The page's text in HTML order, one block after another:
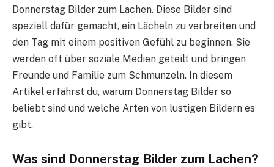
Donnerstag Bilder zum Lachen. Diese Bilder sind
speziell dafür gemacht, ein Lächeln zu verbreiten und
den Tag mit einem positiven Gefühl zu beginnen. Sie
werden oft über soziale Medien geteilt und bringen
Freunde und Familie zum Schmunzeln. In diesem
Artikel erfährst du, warum Donnerstag Bilder so
beliebt sind und welche Arten von lustigen Bildern es
gibt.
Was sind Donnerstag Bilder zum Lachen?